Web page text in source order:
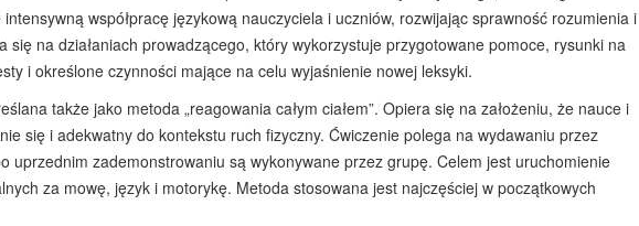
współpracę językową nauczyciela i uczniów, rozwijając sprawność rozumienia i
się na działaniach prowadzącego, który wykorzystuje przygotowane pomoce, rysunki na
i określone czynności mające na celu wyjaśnienie nowej leksyki.
także jako metoda „reagowania całym ciałem”. Opiera się na założeniu, że nauce i
się i adekwatny do kontekstu ruch fizyczny. Ćwiczenie polega na wydawaniu przez
uprzednim zademonstrowaniu są wykonywane przez grupę. Celem jest uruchomienie
za mowę, język i motorykę. Metoda stosowana jest najczęściej w początkowych